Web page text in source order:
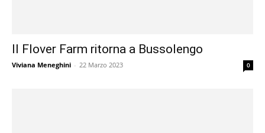
Il Flover Farm ritorna a Bussolengo
Viviana Meneghini - 22 Marzo 2023 0